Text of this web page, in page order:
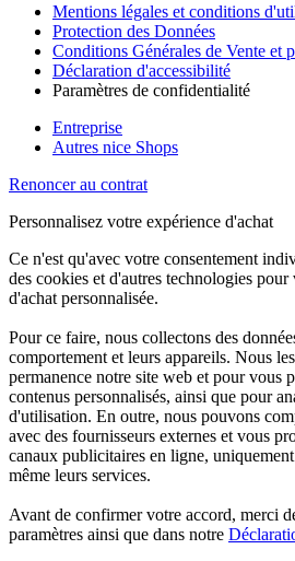
Mentions légales et conditions
Protection des Données
Conditions Générales de Vente et
Déclaration d'accessibilité
Paramètres de confidentialité
Entreprise
Autres nice Shops
Renoncer au contrat
Personnalisez votre expérience d'achat
Ce n'est qu'avec votre consentement
des cookies et d'autres technologies
d'achat personnalisée.
Pour ce faire, nous collectons des
comportement et leurs appareils. Nous
permanence notre site web et pour vous
contenus personnalisés, ainsi que pour
d'utilisation. En outre, nous pouvons
avec des fournisseurs externes et vous
canaux publicitaires en ligne,
même leurs services.
Avant de confirmer votre accord, merci
paramètres ainsi que dans notre